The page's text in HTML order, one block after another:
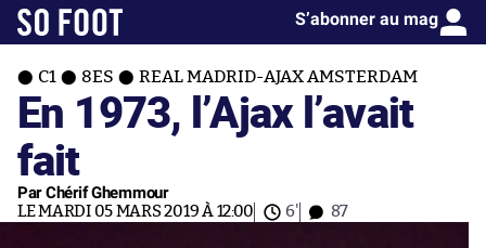
S’abonner au mag
C1 8ES REAL MADRID-AJAX AMSTERDAM
En 1973, l’Ajax l’avait
fait
Par Chérif Ghemmour
LE MARDI 05 MARS 2019 À 12:00 6' 87